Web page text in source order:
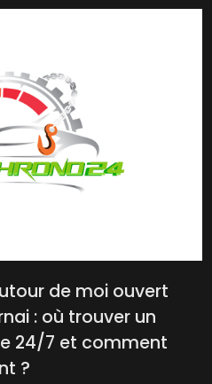
de moi ouvert
: où trouver un
24/7 et comment
?